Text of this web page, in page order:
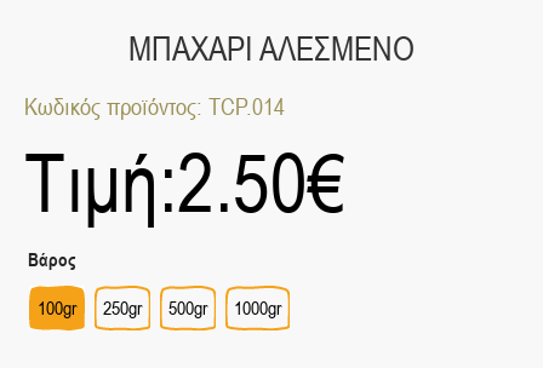
ΜΠΑΧΑΡΙ ΑΛΕΣΜΕΝΟ
Κωδικός προϊόντος: TCP.014
Τιμή:2.50€
Βάρος
100gr 250gr 500gr 1000gr